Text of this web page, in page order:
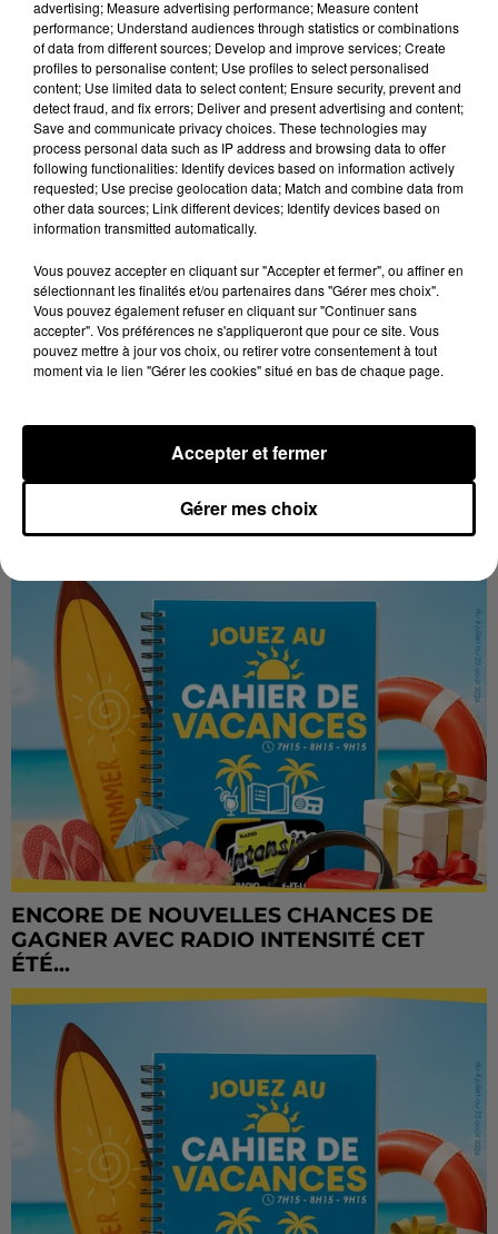
Château de Courtalain, Philippe Palmieri, président...
LES JEUX Voir plus
LES VACANCES PASSENT VITE... LES
CADEAUX AUSSI SUR INTENSITÉ !...
ENCORE DE NOUVELLES CHANCES DE
GAGNER AVEC RADIO INTENSITÉ CET
ÉTÉ...
advertising; Measure advertising performance; Measure content
performance; Understand audiences through statistics or combinations
of data from different sources; Develop and improve services; Create
profiles to personalise content; Use profiles to select personalised
content; Use limited data to select content; Ensure security, prevent and
detect fraud, and fix errors; Deliver and present advertising and content;
Save and communicate privacy choices. These technologies may
process personal data such as IP address and browsing data to offer
following functionalities: Identify devices based on information actively
requested; Use precise geolocation data; Match and combine data from
other data sources; Link different devices; Identify devices based on
information transmitted automatically.
Vous pouvez accepter en cliquant sur "Accepter et fermer", ou affiner en
sélectionnant les finalités et/ou partenaires dans "Gérer mes choix".
Vous pouvez également refuser en cliquant sur "Continuer sans
accepter". Vos préférences ne s'appliqueront que pour ce site. Vous
pouvez mettre à jour vos choix, ou retirer votre consentement à tout
moment via le lien "Gérer les cookies" situé en bas de chaque page.
Gérer mes choix
Accepter et fermer